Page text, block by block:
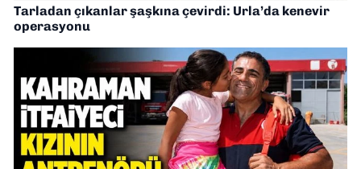
Tarladan çıkanlar şaşkına çevirdi: Urla’da kenevir
operasyonu